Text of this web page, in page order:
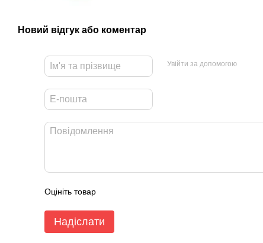
Новий відгук або коментар
Увійти за допомогою
Оцініть товар
Надіслати